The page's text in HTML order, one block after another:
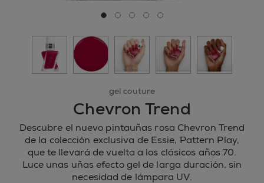
Ir a la diapositiva 0
Ir a la diapositiva 1
Ir a la diapositiva 2
Ir a la diapositiva 3
Ir a la diapositiva 4
gel couture
Chevron Trend
Descubre el nuevo pintauñas rosa Chevron Trend
de la colección exclusiva de Essie, Pattern Play,
que te llevará de vuelta a los clásicos años 70.
Luce unas uñas efecto gel de larga duración, sin
necesidad de lámpara UV.